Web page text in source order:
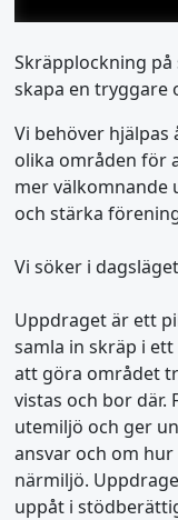
Skräpplockning
skapa en tryggare
Vi behöver
olika områden för
mer välkomnande
och stärka
Vi söker i
Uppdraget är ett
samla in skräp i
att göra området
vistas och bor
utemiljö och ger
ansvar och om
närmiljö.
uppåt i